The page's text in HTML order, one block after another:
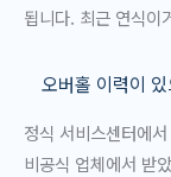
됩니다. 최근 연식이
오버홀 이력이
정식 서비스센터에
비공식 업체에서 받